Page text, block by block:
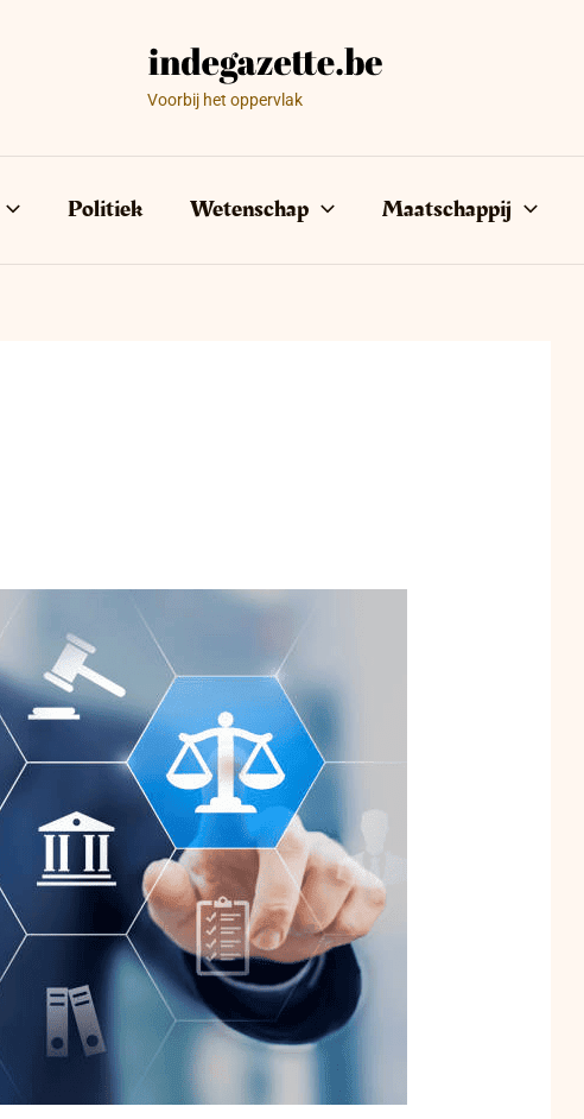
Voorbij het oppervlak
Politiek Wetenschap Maatschappij